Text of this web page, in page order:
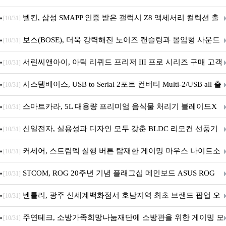
행
[10/31] 벨킨, 삼성 SMAPP 인증 받은 갤럭시 Z8 액세서리 컬렉션 출
시
[10/31] 보스(BOSE), 더욱 강력해진 노이즈 캔슬링과 몰입형 사운드
의 ‘QC 헤드폰 2세대’ 출시
[10/31] 서린씨앤아이, 아틱 리퀴드 프리저 III 프로 시리즈 구매 고객
대상 P12 프로 PST 증정 프로모션 진행
[10/31] 시스템베이스, USB to Serial 2포트 컨버터 Multi-2/USB all 출
시
[10/31] 스마트카라, 5L 대용량 프리미엄 음식물 처리기 블레이드X
그라나이트S 출시
[10/31] 신일전자, 실용성과 디자인 모두 갖춘 BLDC 리모컨 선풍기
출시
[10/31] 커세어, 스트림덱 실행 버튼 탑재한 게이밍 마우스 나이트소
드 v2 와이어리스 SD 출시
[10/31] STCOM, ROG 20주년 기념 플래그십 메인보드 ASUS ROG
Crosshair X870E EDITION 20 국내 출시 예정
[10/31] 벤틀리, 광주 신세계백화점서 호남지역 최초 브랜드 팝업 오
픈
[10/31] 주연테크, 소방가족희망나눔재단에 소방관을 위한 게이밍 모